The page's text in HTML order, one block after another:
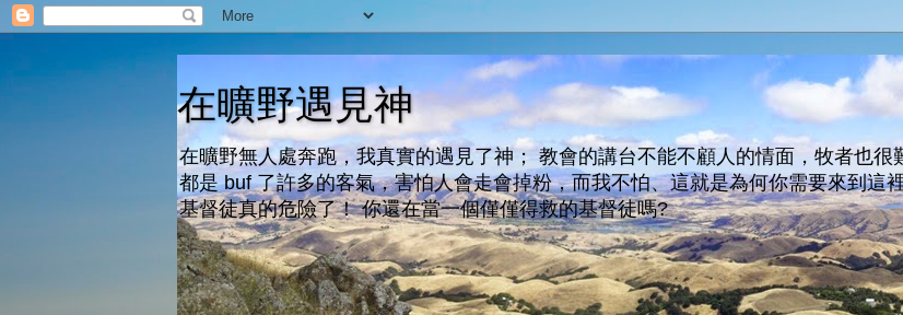
在曠野遇見神
在曠野無人處奔跑，我真實的遇見了神； 教會的講台不能不顧人的情面，牧者也
都是 buf 了許多的客氣，害怕人會走會掉粉，而我不怕、這就是為何你需要來到
基督徒真的危險了！ 你還在當一個僅僅得救的基督徒嗎?